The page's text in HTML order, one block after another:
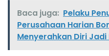
Baca juga: Pelaku
Perusahaan Harian
Menyerahkan Diri Jadi